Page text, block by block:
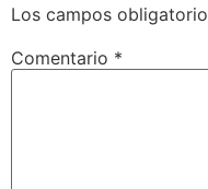
Los campos
Comentario *